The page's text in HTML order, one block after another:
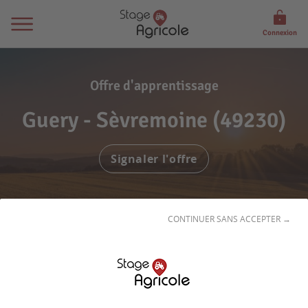
CONTINUER SANS ACCEPTER →
Connexion
Offre d'apprentissage
Guery - Sèvremoine (49230)
Signaler l'offre